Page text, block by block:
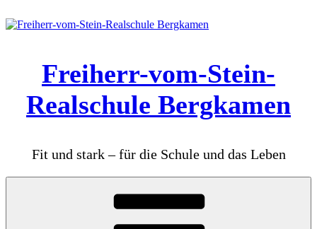
Inhalt
Freiherr-vom-Stein-
Realschule Bergkamen
Fit und stark – für die Schule und das Leben